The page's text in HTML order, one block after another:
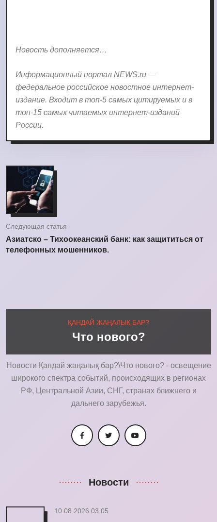
Новость дополняется…
Информационный портал NEWS.ru —
федеральное российское новостное интернет-
издание. Входит в топ-5 самых цитируемых и в
топ-15 самых читаемых интернет-изданий
России.
Следующая статья
Азиатско – Тихоокеанский банк: как защититься от
телефонных мошенников.
ҚАНДАЙ ЖАҢАЛЫҚ БАР?
Что нового?
Новости Қандай жаңалық бар?\Что нового? - освещение
широкого спектра событий, происходящих в регионах
РФ, Центральной Азии, СНГ, странах ближнего и
дальнего зарубежья.
Новости
10.08.2026 03:05